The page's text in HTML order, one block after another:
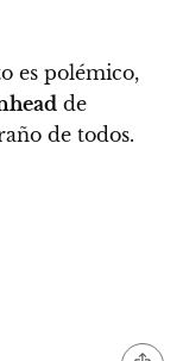
es polémico,
de
de todos.